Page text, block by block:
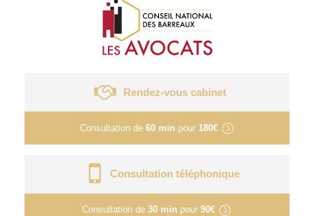
Rendez-vous cabinet
Consultation de 60 min pour 180€
Consultation téléphonique
Consultation de 30 min pour 90€